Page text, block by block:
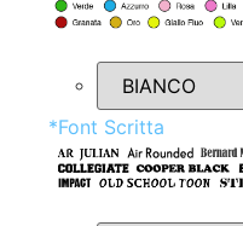
*Font Scritta